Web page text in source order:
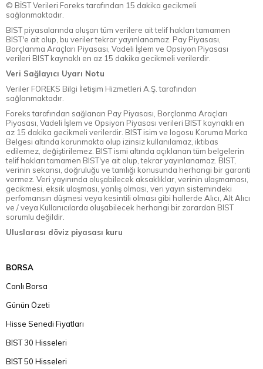
© BİST Verileri Foreks tarafından 15 dakika gecikmeli
sağlanmaktadır.
BIST piyasalarında oluşan tüm verilere ait telif hakları tamamen
BIST'e ait olup, bu veriler tekrar yayınlanamaz. Pay Piyasası,
Borçlanma Araçları Piyasası, Vadeli İşlem ve Opsiyon Piyasası
verileri BIST kaynaklı en az 15 dakika gecikmeli verilerdir.
Veri Sağlayıcı Uyarı Notu
Veriler FOREKS Bilgi İletişim Hizmetleri A.Ş. tarafından
sağlanmaktadır.
Foreks tarafından sağlanan Pay Piyasası, Borçlanma Araçları
Piyasası, Vadeli İşlem ve Opsiyon Piyasası verileri BIST kaynaklı en
az 15 dakika gecikmeli verilerdir. BIST isim ve logosu Koruma Marka
Belgesi altında korunmakta olup izinsiz kullanılamaz, iktibas
edilemez, değiştirilemez. BIST ismi altında açıklanan tüm belgelerin
telif hakları tamamen BIST'ye ait olup, tekrar yayınlanamaz. BIST,
verinin sekansı, doğruluğu ve tamlığı konusunda herhangi bir garanti
vermez. Veri yayınında oluşabilecek aksaklıklar, verinin ulaşmaması,
gecikmesi, eksik ulaşması, yanlış olması, veri yayın sistemindeki
perfomansın düşmesi veya kesintili olması gibi hallerde Alıcı, Alt Alıcı
ve / veya Kullanıcılarda oluşabilecek herhangi bir zarardan BIST
sorumlu değildir.
Uluslarası döviz piyasası kuru
BORSA
Canlı Borsa
Günün Özeti
Hisse Senedi Fiyatları
BIST 30 Hisseleri
BIST 50 Hisseleri